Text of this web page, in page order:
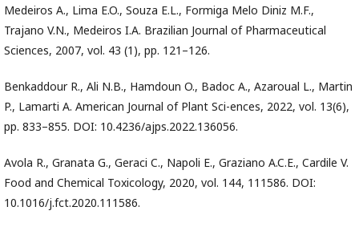
Medeiros A., Lima E.O., Souza E.L., Formiga Melo Diniz M.F.,
Trajano V.N., Medeiros I.A. Brazilian Journal of Pharmaceutical
Sciences, 2007, vol. 43 (1), pp. 121–126.
Benkaddour R., Ali N.B., Hamdoun O., Badoc A., Azaroual L., Martin
P., Lamarti A. American Journal of Plant Sci-ences, 2022, vol. 13(6),
pp. 833–855. DOI: 10.4236/ajps.2022.136056.
Avola R., Granata G., Geraci C., Napoli E., Graziano A.C.E., Cardile V.
Food and Chemical Toxicology, 2020, vol. 144, 111586. DOI:
10.1016/j.fct.2020.111586.